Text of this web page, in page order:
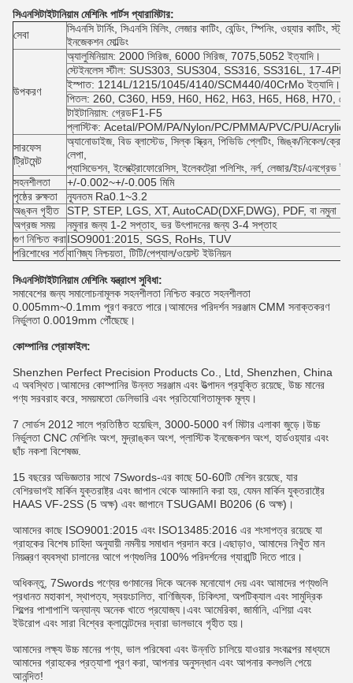
সিএনসিটাইটানিয়াম মেশিনিং পার্টস প্যারামিটার:
সেবা
সিএনসি টার্নিং, সিএনসি মিলিং, লেজার কাটিং, বেন্ডিং, স্পিনিং, ওয়্যার কাটিং,
ইনজেকশন মোল্ডিং
উপকরণ
অ্যালুমিনিয়াম: 2000 সিরিজ, 6000 সিরিজ, 7075,5052 ইত্যাদি।
স্টেইনলেস স্টীল: SUS303, SUS304, SS316, SS316L, 17-4PH
ইস্পাত: 1214L/1215/1045/4140/SCM440/40CrMo ইত্যাদি।
পিতল: 260, C360, H59, H60, H62, H63, H65, H68, H70,
টাইটানিয়াম: গ্রেডF1-F5
প্লাস্টিক: Acetal/POM/PA/Nylon/PC/PMMA/PVC/PU/Acrylic/
সারফেস
ট্রিটমেন্ট
অ্যানোডাইজ, বিড ব্লাস্টেড, সিল্ক স্ক্রিন, পিভিডি প্লেটিং, জিঙ্ক/নিকেল/ক্রোম/
লেপা,
প্যাসিভেশন, ইলেক্ট্রোফোরেসিস, ইলেকট্রো পলিশিং, নর্ল, লেজার/ইচ/এনগ্রেভ
সহনশীলতা
+/-0.002~+/-0.005 মিমি
পৃষ্ঠের রুক্ষতা
ন্যূনতম Ra0.1~3.2
অঙ্কন গৃহীত
STP, STEP, LGS, XT, AutoCAD(DXF,DWG), PDF, বা নমুনা
অগ্রজ সময়
নমুনার জন্য 1-2 সপ্তাহ, ভর উৎপাদনের জন্য 3-4 সপ্তাহ
গুণ নিশ্চিত করাISO9001:2015, SGS, RoHs, TUV
পরিশোধের শর্তবাণিজ্য নিশ্চয়তা, টিটি/পেপ্যাল/ওয়েস্ট ইউনিয়ন
সিএনসিটাইটানিয়াম মেশিনিং যন্ত্রাংশ সুবিধা:
সমাবেশের জন্য সমালোচনামূলক সহনশীলতা নিশ্চিত করতে সহনশীলতা
0.005mm~0.1mm পূরণ করতে পারে।আমাদের পরিদর্শন সরঞ্জাম CMM সনাক্তকরণ
নির্ভুলতা 0.0019mm পৌঁছেছে।
কোম্পানির প্রোফাইল:
Shenzhen Perfect Precision Products Co., Ltd, Shenzhen, China
এ অবস্থিত।আমাদের কোম্পানির উন্নত সরঞ্জাম এবং উত্পাদন প্রযুক্তি রয়েছে, উচ্চ মানের
পণ্য সরবরাহ করে, সময়মতো ডেলিভারি এবং প্রতিযোগিতামূলক মূল্য।
7 সোর্ডস 2012 সালে প্রতিষ্ঠিত হয়েছিল, 3000-5000 বর্গ মিটার এলাকা জুড়ে।উচ্চ
নির্ভুলতা CNC মেশিনিং অংশ, মুদ্রাঙ্কন অংশ, প্লাস্টিক ইনজেকশন অংশ, হার্ডওয়্যার এবং
ছাঁচ নকশা বিশেষজ্ঞ.
15 বছরের অভিজ্ঞতার সাথে 7Swords-এর কাছে 50-60টি মেশিন রয়েছে, যার
বেশিরভাগই মার্কিন যুক্তরাষ্ট্র এবং জাপান থেকে আমদানি করা হয়, যেমন মার্কিন যুক্তরাষ্ট্রে
HAAS VF-2SS (5 অক্ষ) এবং জাপানে TSUGAMI B0206 (6 অক্ষ)।
আমাদের কাছে ISO9001:2015 এবং ISO13485:2016 এর শংসাপত্র রয়েছে যা
গ্রাহকের বিশেষ চাহিদা অনুযায়ী নমনীয় সমাধান প্রদান করে।এছাড়াও, আমাদের নিখুঁত মান
নিয়ন্ত্রণ ব্যবস্থা চালানের আগে পণ্যগুলির 100% পরিদর্শনের গ্যারান্টি দিতে পারে।
অধিকন্তু, 7Swords পণ্যের গুণমানের দিকে অনেক মনোযোগ দেয় এবং আমাদের পণ্যগুলি
প্রধানত মহাকাশ, স্থাপত্য, স্বয়ংচালিত, বাণিজ্যিক, চিকিৎসা, অপটিক্যাল এবং সামুদ্রিক
শিল্পের পাশাপাশি অন্যান্য অনেক খাতে প্রযোজ্য।এবং আমেরিকা, জার্মানি, এশিয়া এবং
ইউরোপ এবং সারা বিশ্বের ক্লায়েন্টদের দ্বারা ভালভাবে গৃহীত হয়।
আমাদের লক্ষ্য উচ্চ মানের পণ্য, ভাল পরিষেবা এবং উন্নতি চালিয়ে যাওয়ার সংকল্পের মাধ্যমে
আমাদের গ্রাহকের প্রত্যাশা পূরণ করা, আপনার অনুসন্ধান এবং আপনার কলগুলি পেয়ে
আনন্দিত!